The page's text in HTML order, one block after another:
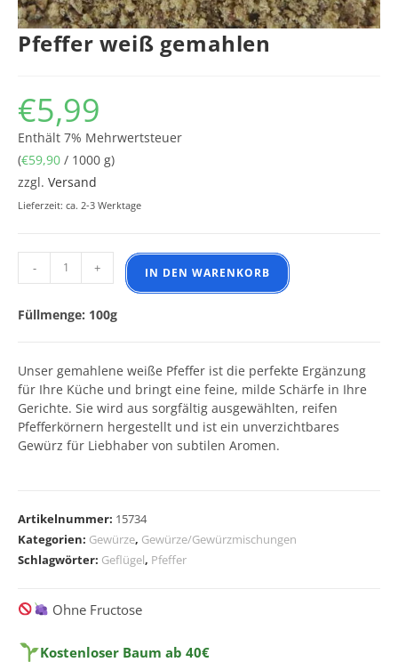
Pfeffer weiß gemahlen
€5,99
Enthält 7% Mehrwertsteuer
(€59,90 / 1000 g)
zzgl. Versand
Lieferzeit: ca. 2-3 Werktage
Pfeffer weiß gemahlen Menge
- + IN DEN WARENKORB
Füllmenge: 100g
Unser gemahlene weiße Pfeffer ist die perfekte Ergänzung
für Ihre Küche und bringt eine feine, milde Schärfe in Ihre
Gerichte. Sie wird aus sorgfältig ausgewählten, reifen
Pfefferkörnern hergestellt und ist ein unverzichtbares
Gewürz für Liebhaber von subtilen Aromen.
t
a
t
Artikelnummer: 15734
Kategorien: Gewürze, Gewürze/Gewürzmischungen
Schlagwörter: Geflügel, Pfeffer
Ohne Fructose
Kostenloser Baum ab 40€